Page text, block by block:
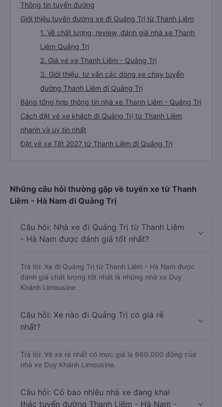
Thông tin tuyến đường
Giới thiệu tuyến đường xe đi Quảng Trị từ Thanh Liêm
1. Về chất lượng, review, đánh giá nhà xe Thanh
Liêm Quảng Trị
2. Giá vé xe Thanh Liêm - Quảng Trị
3. Giới thiệu, tư vấn các dòng xe chạy tuyến
đường Thanh Liêm đi Quảng Trị
Bảng tổng hợp thông tin nhà xe Thanh Liêm - Quảng Trị
Cách đặt vé xe khách đi Quảng Trị từ Thanh Liêm
nhanh và uy tín nhất
Đặt vé xe Tết 2027 từ Thanh Liêm đi Quảng Trị
Những câu hỏi thường gặp về tuyến xe từ Thanh
Liêm - Hà Nam đi Quảng Trị
Câu hỏi: Nhà xe đi Quảng Trị từ Thanh Liêm
- Hà Nam được đánh giá tốt nhất?
Trả lời: Xe đi Quảng Trị từ Thanh Liêm - Hà Nam được
đánh giá chất lượng tốt nhất là những nhà xe Duy
Khánh Limousine.
Câu hỏi: Xe nào đi Quảng Trị có giá rẻ
nhất?
Trả lời: Vé xe rẻ nhất có mức giá là 660.000 đồng của
nhà xe Duy Khánh Limousine.
Câu hỏi: Có bao nhiêu nhà xe đang khai
thác tuyến đường Thanh Liêm - Hà Nam -